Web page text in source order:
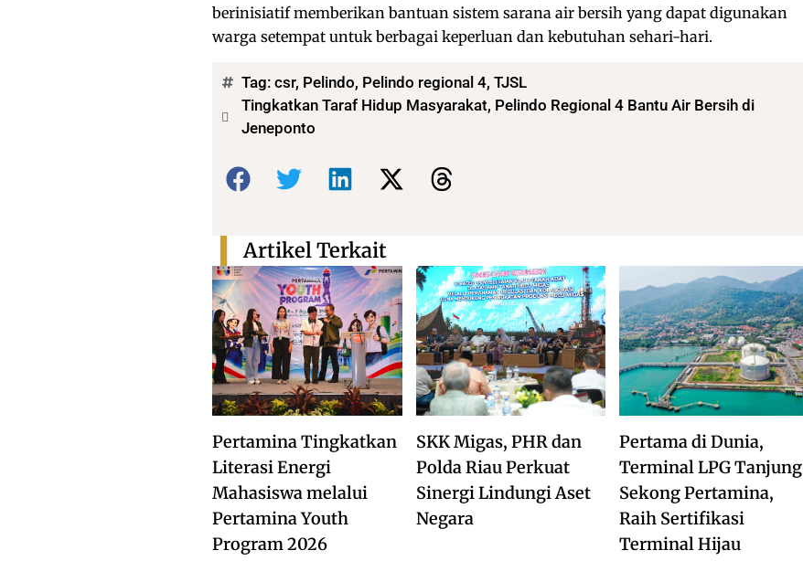
berinisiatif memberikan bantuan sistem sarana air bersih yang dapat digunakan
warga setempat untuk berbagai keperluan dan kebutuhan sehari-hari.
Tag: csr, Pelindo, Pelindo regional 4, TJSL
Tingkatkan Taraf Hidup Masyarakat, Pelindo Regional 4 Bantu Air Bersih di
Jeneponto
Bagikan:
Pertamina Tingkatkan
Literasi Energi
Mahasiswa melalui
Pertamina Youth
Program 2026
SKK Migas, PHR dan
Polda Riau Perkuat
Sinergi Lindungi Aset
Negara
Pertama di Dunia,
Terminal LPG Tanjung
Sekong Pertamina,
Raih Sertifikasi
Terminal Hijau
Artikel Terkait